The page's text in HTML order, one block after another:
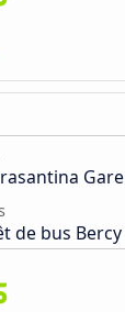
de bus Bercy